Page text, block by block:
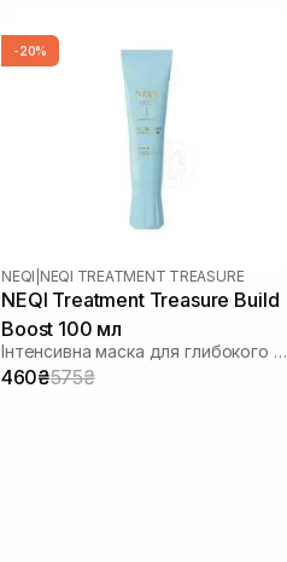
-20%
NEQI NEQI TREATMENT TREASURE
NEQI Treatment Treasure Build
Boost 100 мл
Інтенсивна маска для глибокого відновлення волосся з малеїновою кислотою
460₴575₴